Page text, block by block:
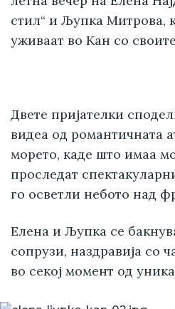
стил“ и Љупка Митрова,
уживаат во Кан со
Двете пријателки
видеа од романтичната
морето, каде што имаа
проследат
го осветли небото над
Елена и Љупка се
сопрузи, наздравија со
во секој момент од